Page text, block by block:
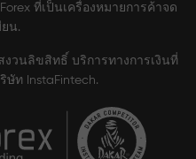
ที่เป็นเครื่องหมายการค้าจด
ยน.
วนลิขสิทธิ์ บริการทางการเงินที่
ษัท InstaFintech.